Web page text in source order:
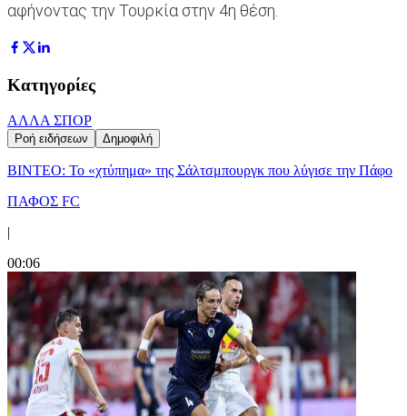
αφήνοντας την Τουρκία στην 4η θέση.
Κατηγορίες
ΑΛΛΑ ΣΠΟΡ
Ροή ειδήσεων Δημοφιλή
ΒΙΝΤΕΟ: Το «χτύπημα» της Σάλτσμπουργκ που λύγισε την Πάφο
ΠΑΦΟΣ FC
|
00:06